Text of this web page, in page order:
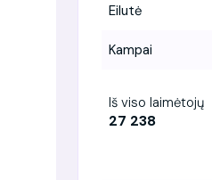
Eilutė
Kampai
Iš viso laimėtojų
27 238